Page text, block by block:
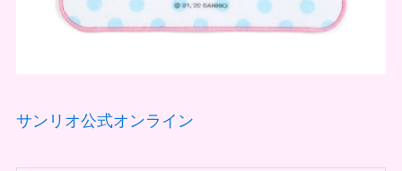
サンリオ公式オンライン